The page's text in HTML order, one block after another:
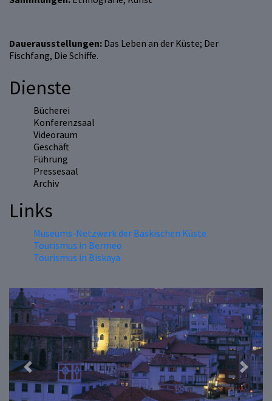
Dauerausstellungen: Das Leben an der Küste; Der
Fischfang, Die Schiffe.
Dienste
Bücherei
Konferenzsaal
Videoraum
Geschäft
Führung
Pressesaal
Archiv
Links
Museums-Netzwerk der Baskischen Küste
Tourismus in Bermeo
Tourismus in Biskaya
Previous Next